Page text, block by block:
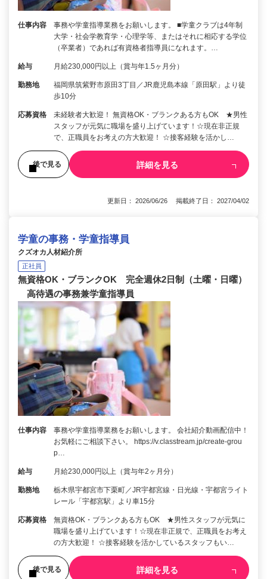
仕事内容
事務や学童指導業務をお願いします。 ■学童クラブは4年制
大学・社会学教育学・心理学等、またはそれに相応する学位
（卒業者）であれば有資格者指導員になれます。…
給与 月給230,000円以上（賞与年1.5ヶ月分）
勤務地
福岡県筑紫野市原田3丁目／JR鹿児島本線「原田駅」より徒
歩10分
応募資格
未経験者大歓迎！ 無資格OK・ブランクある方もOK ★男性
スタッフが元気に職場を盛り上げています！☆現在非正規
で、正職員をお考えの方大歓迎！ ☆接客経験を活かし…
後で見る 詳細を見る
更新日： 2026/06/26 掲載終了日： 2027/04/02
学童の事務・学童指導員
クズオカ人材紹介所
正社員
無資格OK・ブランクOK 完全週休2日制（土曜・日曜）
高待遇の事務兼学童指導員
仕事内容
事務や学童指導業務をお願いします。 会社紹介動画配信中！
お気軽にご相談下さい。 https://v.classtream.jp/create-grou
p…
給与 月給230,000円以上（賞与年2ヶ月分）
勤務地
栃木県宇都宮市下栗町／JR宇都宮線・日光線・宇都宮ライト
レール「宇都宮駅」より車15分
応募資格
無資格OK・ブランクある方もOK ★男性スタッフが元気に
職場を盛り上げています！☆現在非正規で、正職員をお考え
の方大歓迎！ ☆接客経験を活かしているスタッフもい…
後で見る 詳細を見る